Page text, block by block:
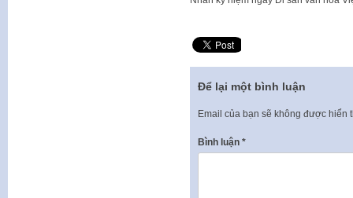
Để lại một bình luận
Email của bạn sẽ không được hiển
Bình luận *